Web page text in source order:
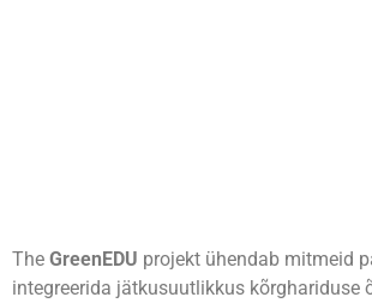
The GreenEDU projekt ühendab mitmeid
integreerida jätkusuutlikkus kõrghariduse